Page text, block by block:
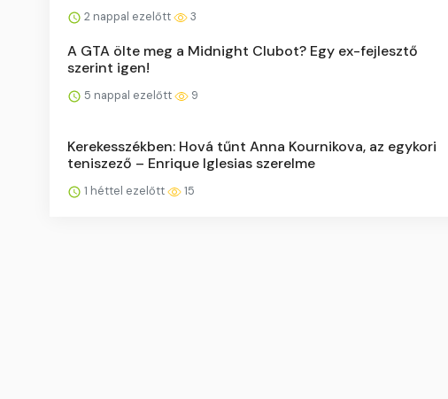
2 nappal ezelőtt 3
A GTA ölte meg a Midnight Clubot? Egy ex-fejlesztő
szerint igen!
5 nappal ezelőtt 9
Kerekesszékben: Hová tűnt Anna Kournikova, az egykori
teniszező – Enrique Iglesias szerelme
1 héttel ezelőtt 15